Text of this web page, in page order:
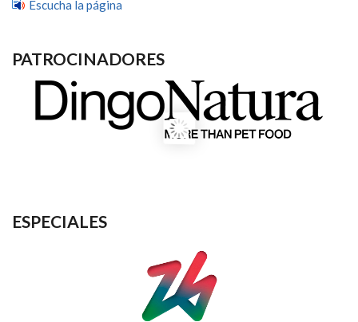
Escucha la página
PATROCINADORES
ESPECIALES